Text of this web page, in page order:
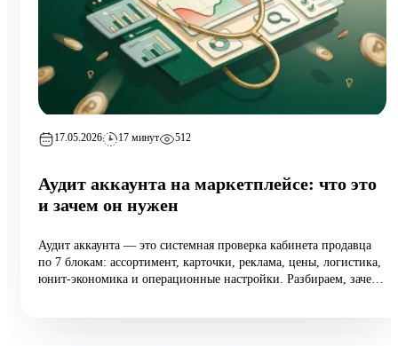
17.05.2026 17 минут 512
Аудит аккаунта на маркетплейсе: что это
и зачем он нужен
Аудит аккаунта — это системная проверка кабинета продавца
по 7 блокам: ассортимент, карточки, реклама, цены, логистика,
юнит-экономика и операционные настройки. Разбираем, зачем